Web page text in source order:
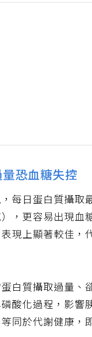
恐血糖失控
每日蛋白質攝取
，更容易出現血
現上顯著較佳
白質攝取過量
酸化過程，影響
同於代謝健康